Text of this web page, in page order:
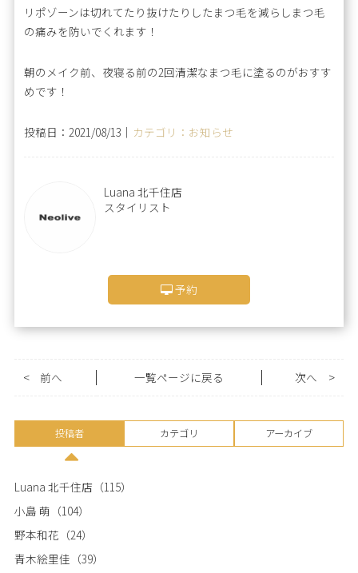
リポゾーンは切れてたり抜けたりしたまつ毛を減らしまつ毛
の痛みを防いでくれます！
朝のメイク前、夜寝る前の2回清潔なまつ毛に塗るのがおすす
めです！
投稿日：2021/08/13｜ カテゴリ：お知らせ
Luana 北千住店
スタイリスト
予約
< 前へ 一覧ページに戻る >
次へ
投稿者 カテゴリ アーカイブ
Luana 北千住店 （115）
小島 萌 （104）
野本和花 （24）
青木絵里佳 （39）